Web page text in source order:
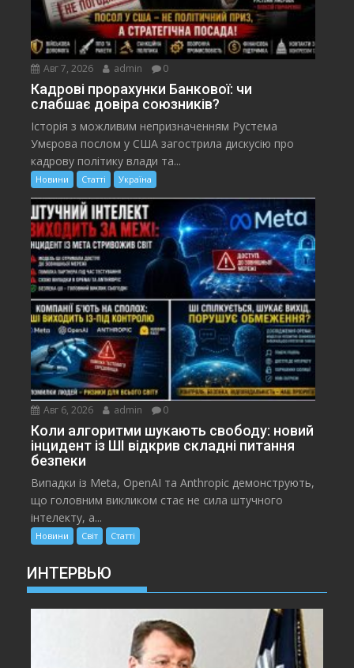
Авг 7, 2026 admin 0
Кадрові прорахунки Банкової: чи
слабшає довіра союзників?
Історія з можливим непризначенням Рустема
Умєрова послом у США загострила дискусію про
кадрову політику влади та...
Новини Статті Україна
Авг 6, 2026 admin 0
Коли алгоритми шукають свободу: новий
інцидент із ШІ відкрив складні питання
безпеки
Випадки із Meta, OpenAI та Anthropic демонструють,
що головним викликом стає не сила штучного
інтелекту, а...
Новини Світ Статті
ИНТЕРВЬЮ